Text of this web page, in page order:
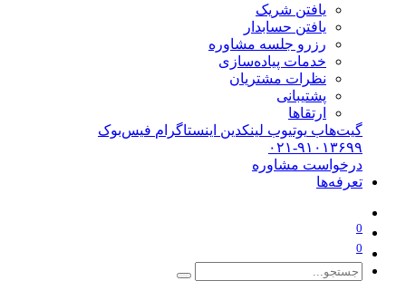
یافتن شریک
یافتن حسابدار
رزرو جلسه مشاوره
خدمات پیاده‌سازی
نظرات مشتریان
پشتیبانی
ارتقاها
گیت‌هاب یوتیوب لینکدین اینستاگرام فیس‌بوک
۰۲۱-۹۱۰۱۳۶۹۹
درخواست مشاوره
تعرفه‌ها